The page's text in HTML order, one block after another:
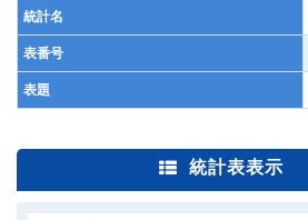
統計名
表番号
表題
統計表表示